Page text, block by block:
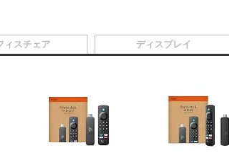
ィスチェア ディスプレイ